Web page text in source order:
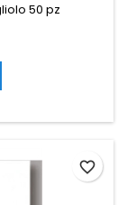
50 pz
favorite_border